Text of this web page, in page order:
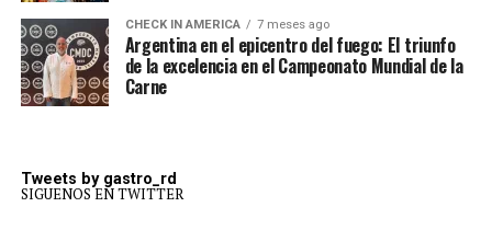
CHECK IN AMERICA 7 meses ago
Argentina en el epicentro del fuego: El triunfo
de la excelencia en el Campeonato Mundial de la
Carne
Tweets by gastro_rd
SIGUENOS EN TWITTER